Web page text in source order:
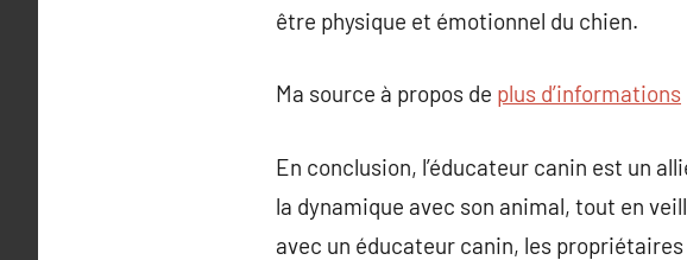
être physique et émotionnel du chien.
Ma source à propos de plus d’informations
En conclusion, l’éducateur canin est un
la dynamique avec son animal, tout en
avec un éducateur canin, les